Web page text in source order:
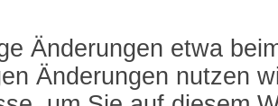
Änderungen etwa
Änderungen nutzen